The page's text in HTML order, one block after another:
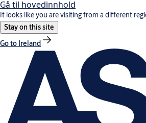
Gå til hovedinnhold
It looks like you are visiting from a different
Stay on this site
Go to Ireland